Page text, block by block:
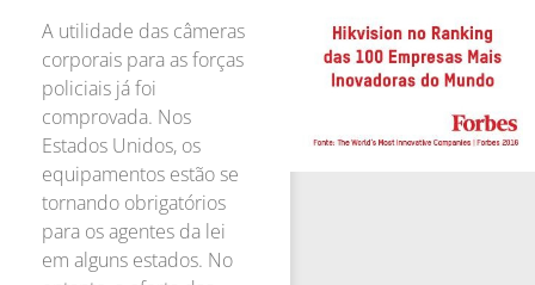
A utilidade das câmeras
corporais para as forças
policiais já foi
comprovada. Nos
Estados Unidos, os
equipamentos estão se
tornando obrigatórios
para os agentes da lei
em alguns estados. No